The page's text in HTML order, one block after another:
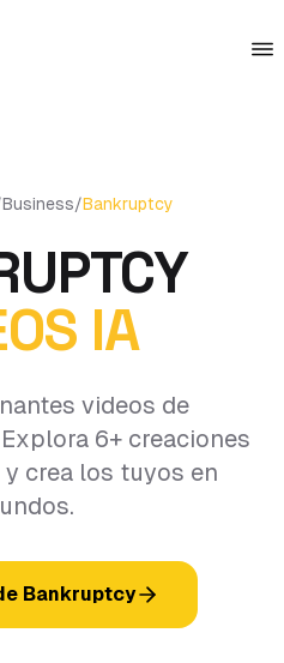
Business/Bankruptcy
IA
videos de
6+ creaciones
crea los tuyos en
Bankruptcy